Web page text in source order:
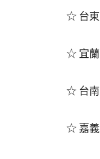
☆ 台東
☆ 宜蘭
☆ 台南
☆ 嘉義